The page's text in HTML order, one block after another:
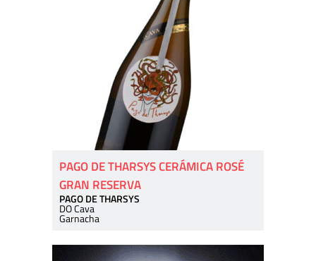
PAGO DE THARSYS CERÁMICA ROSÉ
GRAN RESERVA
PAGO DE THARSYS
DO Cava
Garnacha